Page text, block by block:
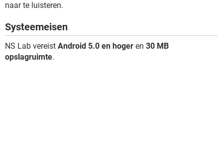
naar te luisteren.
Systeemeisen
NS Lab vereist Android 5.0 en hoger en 30 MB
opslagruimte.